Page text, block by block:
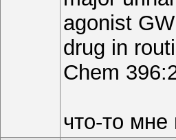
agonist
drug in
Chem
что-то мне